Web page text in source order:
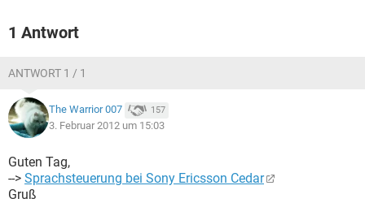
1 Antwort
ANTWORT 1 / 1
The Warrior 007 157
3. Februar 2012 um 15:03
Guten Tag,
--> Sprachsteuerung bei Sony Ericsson Cedar
Gruß